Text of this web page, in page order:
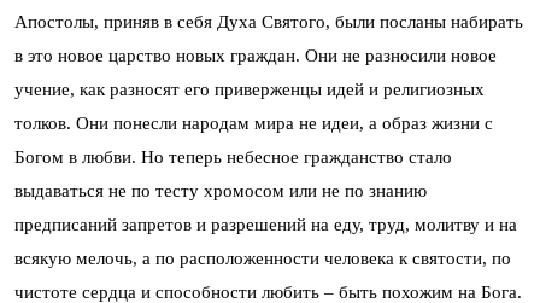
Апостолы, приняв в себя Духа Святого, были посланы набирать
в это новое царство новых граждан. Они не разносили новое
учение, как разносят его приверженцы идей и религиозных
толков. Они понесли народам мира не идеи, а образ жизни с
Богом в любви. Но теперь небесное гражданство стало
выдаваться не по тесту хромосом или не по знанию
предписаний запретов и разрешений на еду, труд, молитву и на
всякую мелочь, а по расположенности человека к святости, по
чистоте сердца и способности любить – быть похожим на Бога.